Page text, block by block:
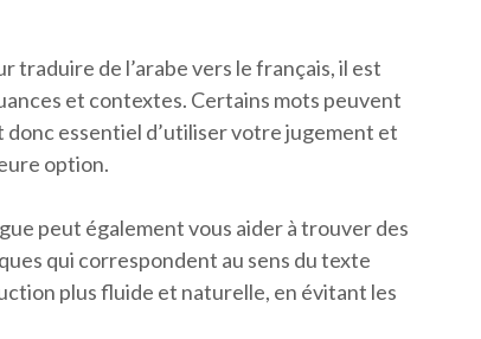
traduire de l’arabe vers le français, il est
et contextes. Certains mots peuvent
essentiel d’utiliser votre jugement et
option.
peut également vous aider à trouver des
qui correspondent au sens du texte
plus fluide et naturelle, en évitant les